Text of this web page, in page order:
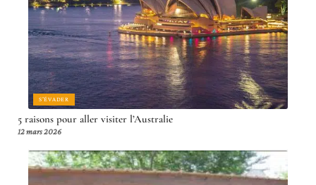
S'ÉVADER
5 raisons pour aller visiter l’Australie
12 mars 2026